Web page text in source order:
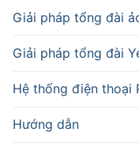
Giải pháp tổng đài
Giải pháp tổng đài
Hệ thống điện thoại
Hướng dẫn